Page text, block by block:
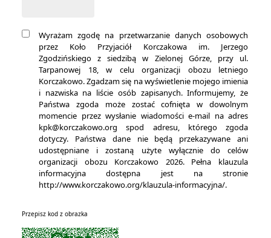
Wyrażam zgodę na przetwarzanie danych osobowych
przez Koło Przyjaciół Korczakowa im. Jerzego
Zgodzińskiego z siedzibą w Zielonej Górze, przy ul.
Tarpanowej 18, w celu organizacji obozu letniego
Korczakowo. Zgadzam się na wyświetlenie mojego imienia
i nazwiska na liście osób zapisanych. Informujemy, że
Państwa zgoda może zostać cofnięta w dowolnym
momencie przez wysłanie wiadomości e-mail na adres
kpk@korczakowo.org spod adresu, którego zgoda
dotyczy. Państwa dane nie będą przekazywane ani
udostępniane i zostaną użyte wyłącznie do celów
organizacji obozu Korczakowo 2026. Pełna klauzula
informacyjna dostępna jest na stronie
http://www.korczakowo.org/klauzula-informacyjna/.
Przepisz kod z obrazka